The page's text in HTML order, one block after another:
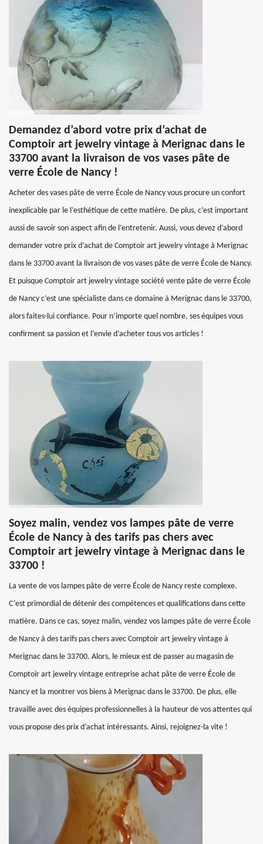
Demandez d’abord votre prix d’achat de
Comptoir art jewelry vintage à Merignac dans le
33700 avant la livraison de vos vases pâte de
verre École de Nancy !
Acheter des vases pâte de verre École de Nancy vous procure un confort
inexplicable par le l’esthétique de cette matière. De plus, c’est important
aussi de savoir son aspect afin de l’entretenir. Aussi, vous devez d’abord
demander votre prix d’achat de Comptoir art jewelry vintage à Merignac
dans le 33700 avant la livraison de vos vases pâte de verre École de Nancy.
Et puisque Comptoir art jewelry vintage société vente pâte de verre École
de Nancy c’est une spécialiste dans ce domaine à Merignac dans le 33700,
alors faites-lui confiance. Pour n’importe quel nombre, ses équipes vous
confirment sa passion et l’envie d’acheter tous vos articles !
Soyez malin, vendez vos lampes pâte de verre
École de Nancy à des tarifs pas chers avec
Comptoir art jewelry vintage à Merignac dans le
33700 !
La vente de vos lampes pâte de verre École de Nancy reste complexe.
C’est primordial de détenir des compétences et qualifications dans cette
matière. Dans ce cas, soyez malin, vendez vos lampes pâte de verre École
de Nancy à des tarifs pas chers avec Comptoir art jewelry vintage à
Merignac dans le 33700. Alors, le mieux est de passer au magasin de
Comptoir art jewelry vintage entreprise achat pâte de verre École de
Nancy et la montrer vos biens à Merignac dans le 33700. De plus, elle
travaille avec des équipes professionnelles à la hauteur de vos attentes qui
vous propose des prix d’achat intéressants. Ainsi, rejoignez-la vite !